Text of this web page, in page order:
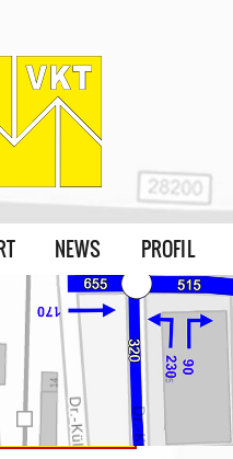
NEWS PROFIL
Referenzen> Rad- und